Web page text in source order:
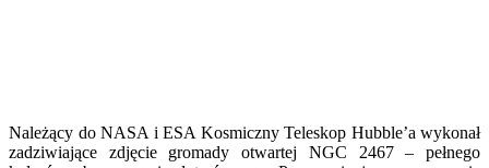
Należący do NASA i ESA Kosmiczny Teleskop Hubble’a wykonał
zadziwiające zdjęcie gromady otwartej NGC 2467 – pełnego